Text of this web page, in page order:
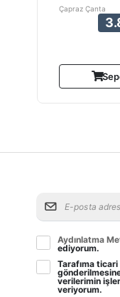
Çapraz Çanta
Aydınlatma
ediyorum.
Tarafıma
verilerimin
veriyorum.